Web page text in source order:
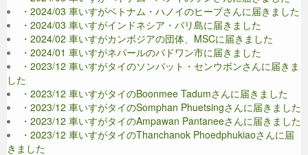
・2024/03 車いすがベトナム・ハノイのヒープさんに届きました
・2024/03 車いすがインドネシア・バリ島に届きました
・2024/02 車いすがカンボジアの団体、MSCに届きました
・2024/01 車いすがネパールのバドワン市に届きました
・2023/12 車いすがタイのソンバット・センウボンさんに届きま
した
・2023/12 車いすがタイのBoonmee Tadumさんに届きました
・2023/12 車いすがタイのSomphan Phuetsingさんに届きました
・2023/12 車いすがタイのAmpawan Pantaneeさんに届きました
・2023/12 車いすがタイのThanchanok Phoedphukiaoさんに届
きました